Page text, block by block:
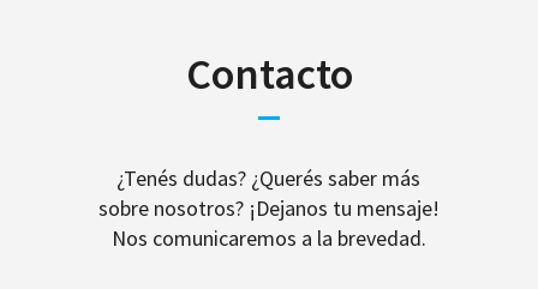
Contacto
¿Tenés dudas? ¿Querés saber más
sobre nosotros? ¡Dejanos tu mensaje!
Nos comunicaremos a la brevedad.